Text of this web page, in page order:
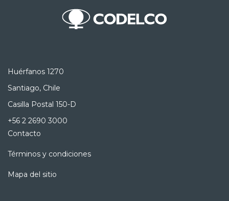
Huérfanos 1270
Santiago, Chile
Casilla Postal 150-D
+56 2 2690 3000
Contacto
Términos y condiciones
Mapa del sitio